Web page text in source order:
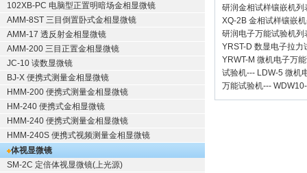
102XB-PC 电脑型正置明暗场金相显微镜
AMM-8ST 三目倒置卧式金相显微镜
AMM-17 透反射金相显微镜
AMM-200 三目正置金相显微镜
JC-10 读数显微镜
BJ-X 便携式测量金相显微镜
HMM-200 便携式测量金相显微镜
HM-240 便携式金相显微镜
HMM-240 便携式测量金相显微镜
HMM-240S 便携式视频测量金相显微镜
体视显微镜
SM-2C 定倍体视显微镜(上光源)
研润金相试样镶嵌机列
XQ-2B 金相试样镶嵌机
研润电子万能试验机列
YRST-D 数显电子拉力
YRWT-M 微机电子万
试验机--- LDW-5 微机
万能试验机---